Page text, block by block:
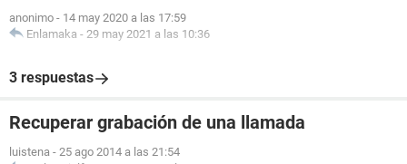
anonimo - 14 may 2020 a las 17:59
Enlamaka - 29 may 2021 a las 10:36
3 respuestas
Recuperar grabación de una llamada
luistena - 25 ago 2014 a las 21:54